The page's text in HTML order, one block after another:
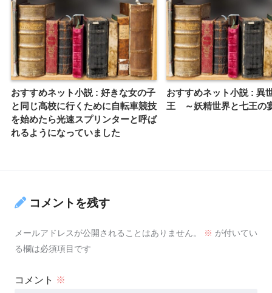
おすすめネット小説 : 好きな女の子
と同じ高校に行くために自転車競技
を始めたら光速スプリンターと呼ば
れるようになっていました
おすすめネット小説 : 異
王 ～妖精世界と七王の
コメントを残す
メールアドレスが公開されることはありません。 ※ が付いてい
る欄は必須項目です
コメント ※